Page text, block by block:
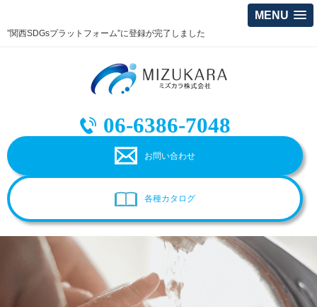
MENU
”関西SDGsプラットフォーム”に登録が完了しました
06-6386-7048
お問い合わせ
各種カタログ